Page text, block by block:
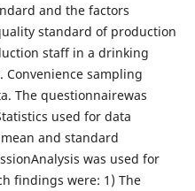
and the factors
standard of production
staff in a drinking
sampling
The questionnairewas
used for data
and standard
was used for
findings were: 1) The